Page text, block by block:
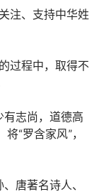
注、支持中华姓
过程中，取得不
有志尚，道德高
将“罗含家风”，
唐著名诗人、